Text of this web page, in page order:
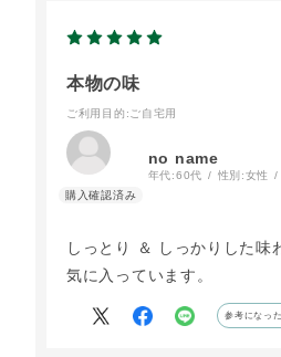
本物の味
ご利用目的 :ご自宅用
no name
年代:60代 性別:女性
しっとり ＆ しっかりした味
気に入っています。
参考になった